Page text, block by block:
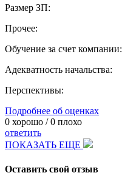
Размер ЗП:
Прочее:
Обучение за счет компании:
Адекватность начальства:
Перспективы:
Подробнее об оценках
0 хорошо /0 плохо
ответить
ПОКАЗАТЬ ЕЩЕ
Оставить свой отзыв